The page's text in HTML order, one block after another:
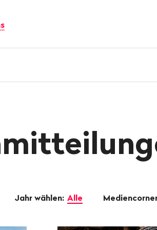
Jahr wählen: Alle